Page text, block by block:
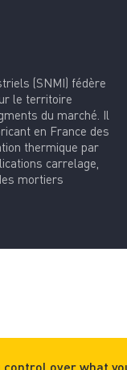
(SNMI) fédère
le territoire
du marché. Il
en France des
thermique par
carrelage,
mortiers
control over what